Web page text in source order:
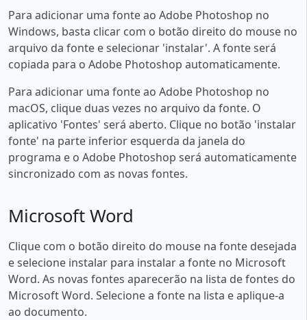
Para adicionar uma fonte ao Adobe Photoshop no
Windows, basta clicar com o botão direito do mouse no
arquivo da fonte e selecionar 'instalar'. A fonte será
copiada para o Adobe Photoshop automaticamente.
Para adicionar uma fonte ao Adobe Photoshop no
macOS, clique duas vezes no arquivo da fonte. O
aplicativo 'Fontes' será aberto. Clique no botão 'instalar
fonte' na parte inferior esquerda da janela do
programa e o Adobe Photoshop será automaticamente
sincronizado com as novas fontes.
Microsoft Word
Clique com o botão direito do mouse na fonte desejada
e selecione instalar para instalar a fonte no Microsoft
Word. As novas fontes aparecerão na lista de fontes do
Microsoft Word. Selecione a fonte na lista e aplique-a
ao documento.